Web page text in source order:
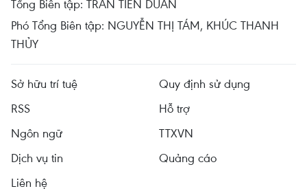
Tổng Biên tập: TRẦN TIẾN DUẨN
Phó Tổng Biên tập: NGUYỄN THỊ TÁM, KHÚC THANH
THỦY
Sở hữu trí tuệ
Quy định sử dụng
RSS
Hỗ trợ
Ngôn ngữ
TTXVN
Dịch vụ tin
Quảng cáo
Liên hệ